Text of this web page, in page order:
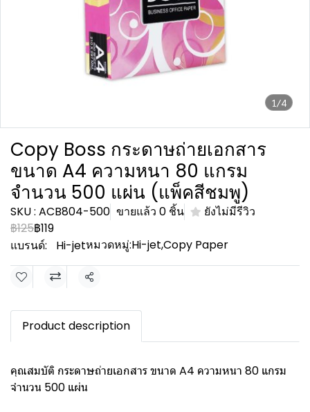
1/4
Copy Boss กระดาษถ่ายเอกสาร
ขนาด A4 ความหนา 80 แกรม
จำนวน 500 แผ่น (แพ็คสีชมพู)
SKU : ACB804-500 ขายแล้ว 0 ชิ้น
ยังไม่มีรีวิว
฿125฿119
แบรนด์:
Hi-jetหมวดหมู่:Hi-jet,Copy Paper
แชร์
Product description
คุณสมบัติ กระดาษถ่ายเอกสาร ขนาด A4 ความหนา 80 แกรม
จำนวน 500 แผ่น